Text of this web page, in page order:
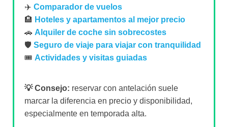
✈️ Comparador de vuelos
🏨 Hoteles y apartamentos al mejor precio
🚗 Alquiler de coche sin sobrecostes
🛡️ Seguro de viaje para viajar con tranquilidad
🎟️ Actividades y visitas guiadas
💡 Consejo: reservar con antelación suele
marcar la diferencia en precio y disponibilidad,
especialmente en temporada alta.